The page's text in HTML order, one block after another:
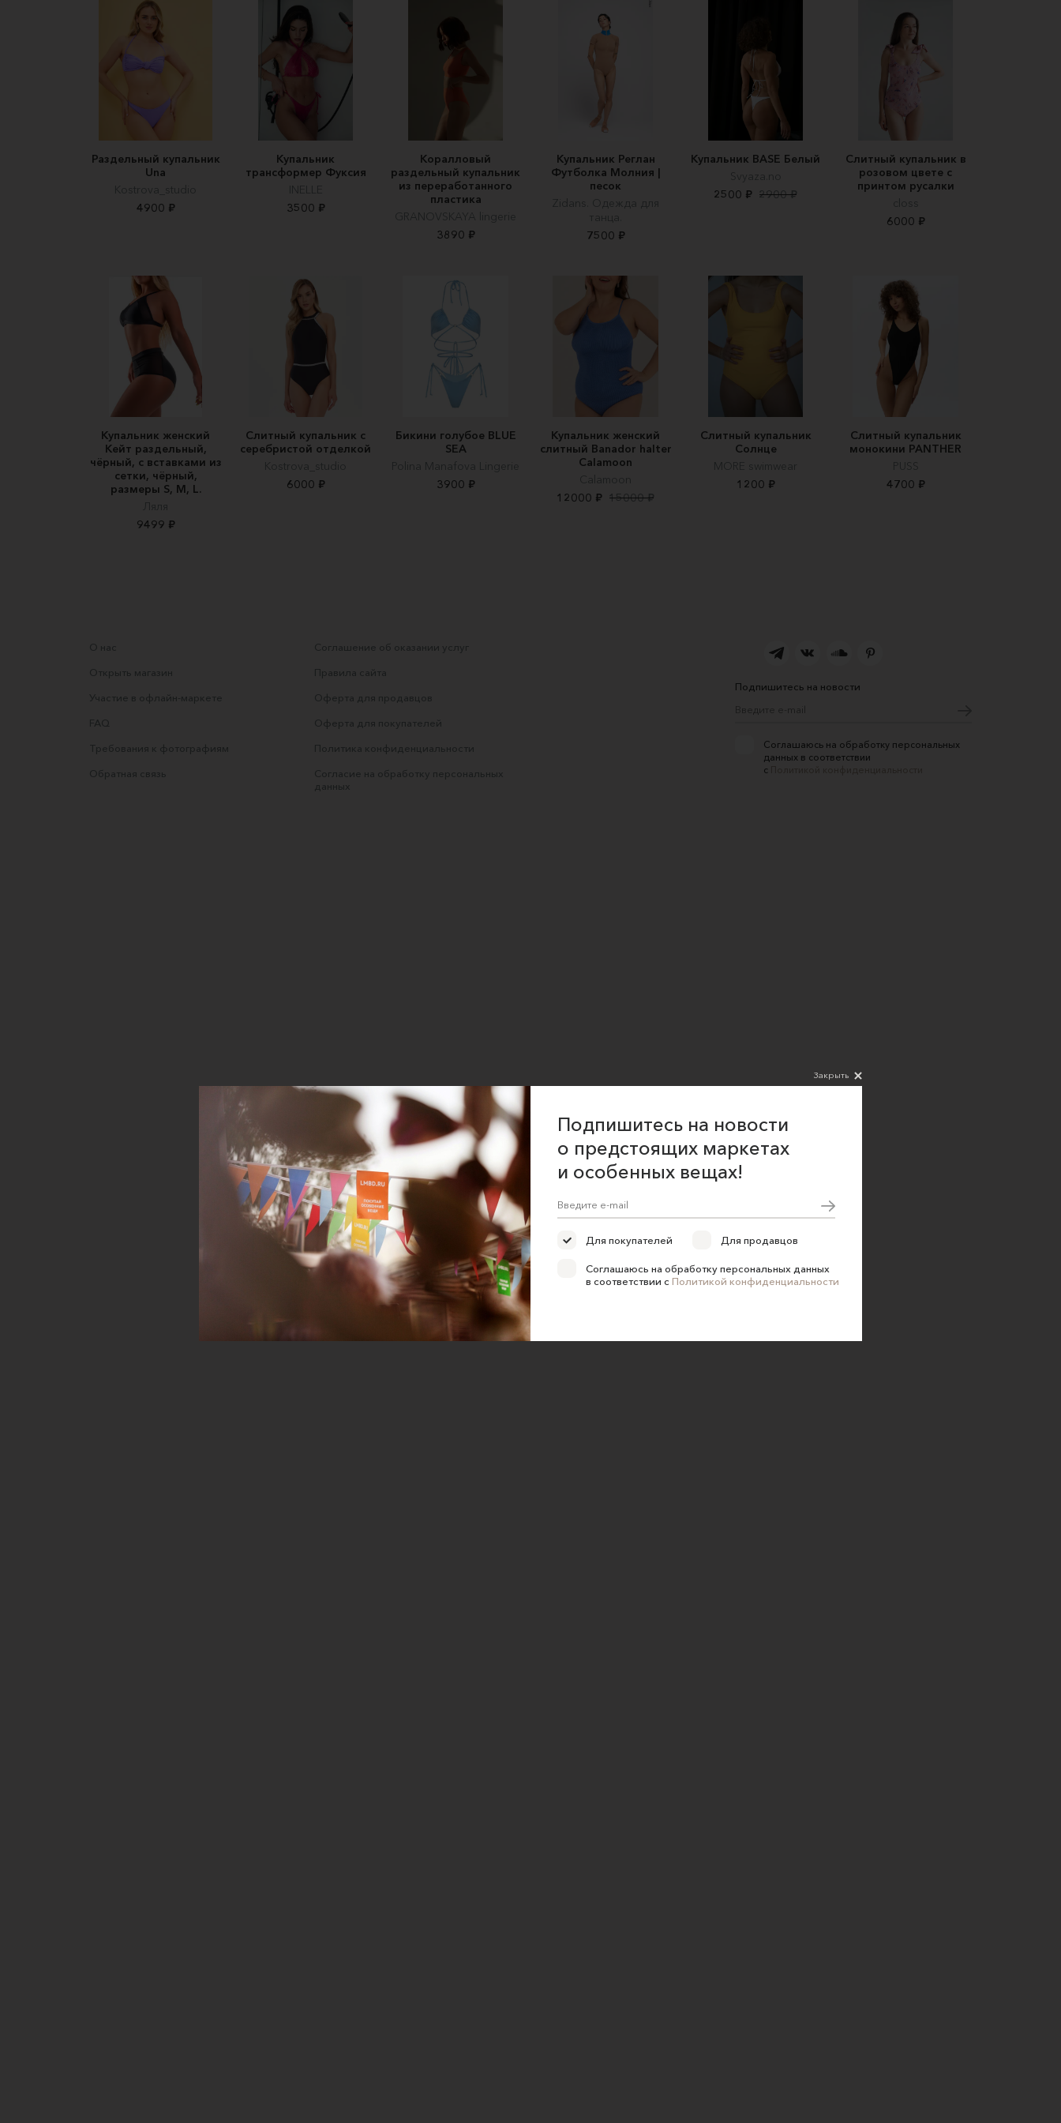
Раздельный купальник
Una
Kostrova_studio
4900 ₽
Купальник
трансформер Фуксия
INELLE
3500 ₽
Коралловый
раздельный купальник
из переработанного
пластика
GRANOVSKAYA lingerie
3890 ₽
Купальник Реглан
Футболка Молния |
песок
Zidans. Одежда для
танца.
7500 ₽
Купальник BASE Белый
Svyaza.no
2500 ₽ 2900 ₽
Слитный купальник в
розовом цвете с
принтом русалки
closs
6000 ₽
Купальник женский
Кейт раздельный,
чёрный, с вставками из
сетки, чёрный,
размеры S, M, L.
Ляля
9499 ₽
Слитный купальник с
серебристой отделкой
Kostrova_studio
6000 ₽
Бикини голубое BLUE
SEA
Polina Manafova Lingerie
3900 ₽
Купальник женский
слитный Banador halter
Calamoon
Calamoon
12000 ₽ 15000 ₽
Слитный купальник
Солнце
MORE swimwear
1200 ₽
Слитный купальник
монокини PANTHER
PUSS
4700 ₽
О нас
Открыть магазин
Участие в офлайн-маркете
FAQ
Требования к фотографиям
Обратная связь
Соглашение об оказании услуг
Правила сайта
Оферта для продавцов
Оферта для покупателей
Политика конфиденциальности
Согласие на обработку персональных
данных
Подпишитесь на новости
Соглашаюсь на обработку персональных
данных в соответствии
с
Закрыть
Подпишитесь на новости
о предстоящих маркетах
и особенных вещах!
Для покупателей Для продавцов
Соглашаюсь на обработку персональных данных
в соответствии с Политикой конфиденциальности